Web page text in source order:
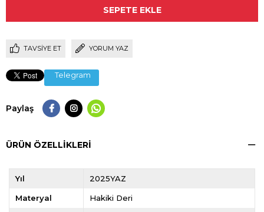
TAVSIYE ET YORUM YAZ
Telegram
Paylaş
ÜRÜN ÖZELLIKLERI
Yıl 2025YAZ
Materyal Hakiki Deri